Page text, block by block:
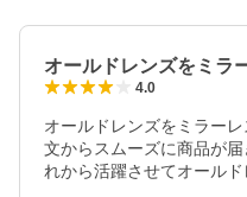
オールドレンズをミラ
4.0
オールドレンズをミラー
文からスムーズに商品が
れから活躍させてオール